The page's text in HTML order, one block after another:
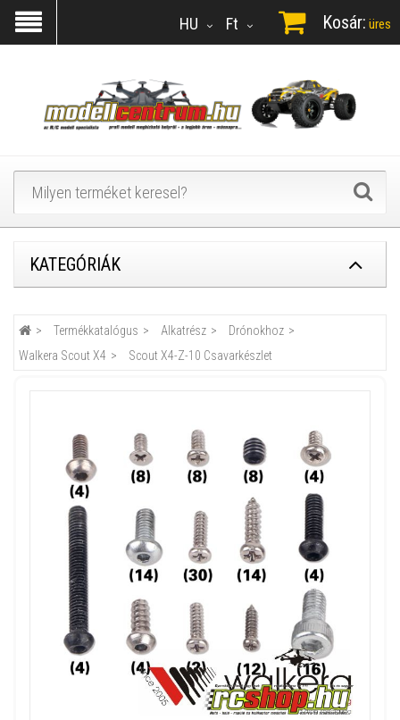
Ft
HU Kosár: üres
KATEGÓRIÁK
Termékkatalógus Alkatrész
Drónokhoz
Walkera Scout X4
Scout X4-Z-10 Csavarkészlet